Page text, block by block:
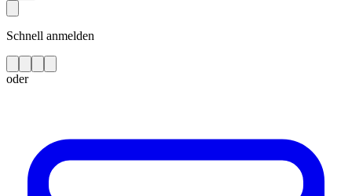
Schnell anmelden
oder